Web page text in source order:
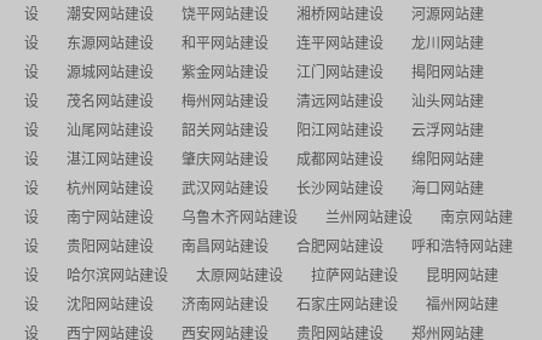
设
潮安网站建设 饶平网站建设 湘桥网站建设
河源网站建
设
东源网站建设 和平网站建设 连平网站建设
龙川网站建
设
源城网站建设 紫金网站建设 江门网站建设
揭阳网站建
设
茂名网站建设 梅州网站建设 清远网站建设
汕头网站建
设
汕尾网站建设 韶关网站建设 阳江网站建设
云浮网站建
设
湛江网站建设 肇庆网站建设 成都网站建设
绵阳网站建
设
杭州网站建设 武汉网站建设 长沙网站建设
海口网站建
设
南宁网站建设 乌鲁木齐网站建设 兰州网站建设
南京网站建
设
贵阳网站建设 南昌网站建设 合肥网站建设
呼和浩特网站建
设
哈尔滨网站建设 太原网站建设 拉萨网站建设
昆明网站建
设
沈阳网站建设 济南网站建设 石家庄网站建设
福州网站建
设
西宁网站建设 西安网站建设 贵阳网站建设 郑州网站建